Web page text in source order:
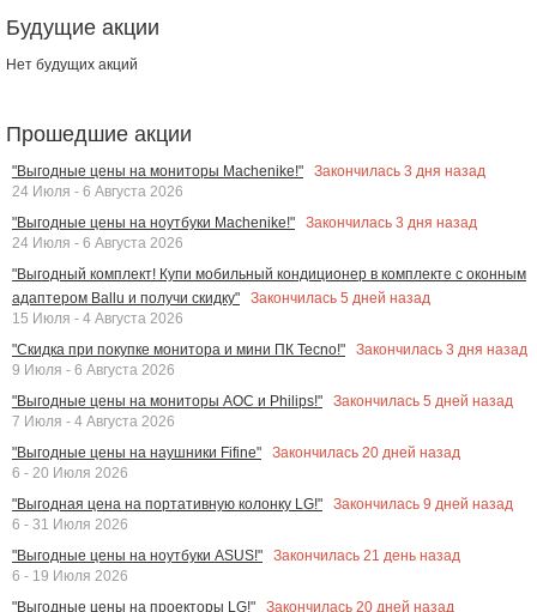
Будущие акции
Нет будущих акций
Прошедшие акции
"Выгодные цены на мониторы Machenike!" Закончилась 3 дня назад
24 Июля - 6 Августа 2026
"Выгодные цены на ноутбуки Machenike!"
Закончилась 3 дня назад
24 Июля - 6 Августа 2026
"Выгодный комплект! Купи мобильный кондиционер в комплекте с оконным
адаптером Ballu и получи скидку"
Закончилась 5 дней назад
15 Июля - 4 Августа 2026
"Скидка при покупке монитора и мини ПК Tecno!"
Закончилась 3 дня назад
9 Июля - 6 Августа 2026
"Выгодные цены на мониторы AOC и Philips!"
Закончилась 5 дней назад
7 Июля - 4 Августа 2026
"Выгодные цены на наушники Fifine"
Закончилась 20 дней назад
6 - 20 Июля 2026
"Выгодная цена на портативную колонку LG!"
Закончилась 9 дней назад
6 - 31 Июля 2026
"Выгодные цены на ноутбуки ASUS!"
Закончилась 21 день назад
6 - 19 Июля 2026
"Выгодные цены на проекторы LG!"
Закончилась 20 дней назад